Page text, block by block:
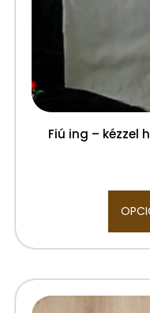
Fiú ing –